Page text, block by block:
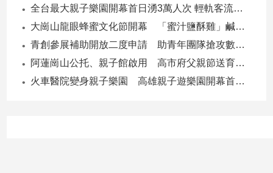
寵
物
影
全台最大親子樂園開幕首日湧3萬人次 輕軌客流增20倍
大崗山龍眼蜂蜜文化節開幕 「蜜汁鹽酥雞」鹹甜跨界搶話題
青創參展補助開放二度申請 助青年團隊搶攻數位轉型商機
阿蓮崗山公托、親子館啟用 高市府父親節送育兒暖禮
火車醫院變身親子樂園 高雄親子遊樂園開幕首日爆棚